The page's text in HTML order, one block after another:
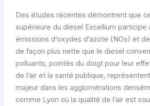
Des études récentes démontrent que
supérieure du diesel Excellium participe
émissions d’oxydes d’azote (NOx) et
de façon plus nette que le diesel
polluants, pointés du doigt pour leur
de l’air et la santé publique,
majeur dans les agglomérations
comme Lyon où la qualité de l’air est